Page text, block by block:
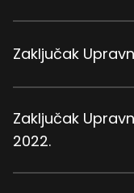
Zaključak
Zaključak
2022.